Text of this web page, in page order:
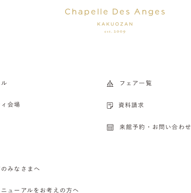
会場
みなさまへ
ューアルをお考えの方へ
フェア一覧
資料請求
来館予約・お問い合わせ